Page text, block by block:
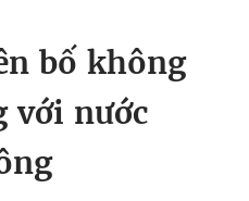
Tin 24h
bố không
với nước